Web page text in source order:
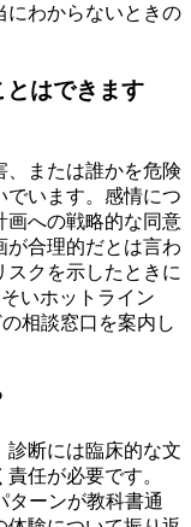
にわからないときの
はできます
または誰かを危険
でいます。感情につ
画への戦略的な同意
が合理的だとは言わ
クを示したときに
いホットライン
の相談窓口を案内し
診断には臨床的な文
任が必要です。
ターンが教科書通